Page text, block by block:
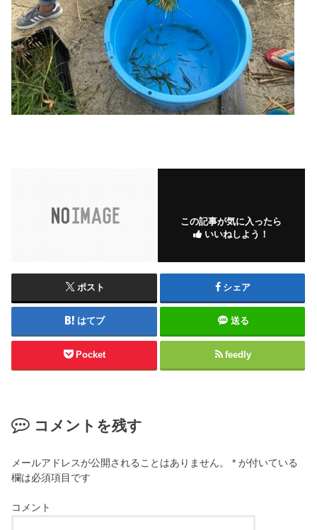
この記事が気に入ったら
いいねしよう！
ポスト シェア
はてブ 送る
Pocket feedly
コメントを残す
メールアドレスが公開されることはありません。 * が付いている
欄は必須項目です
コメント